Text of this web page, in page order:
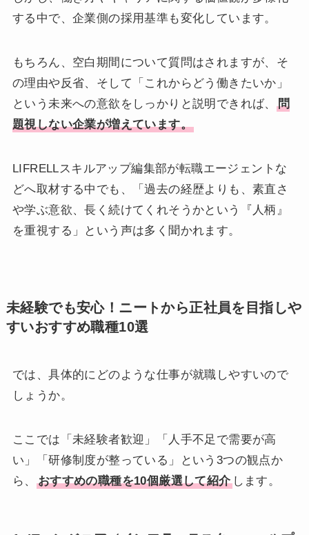
する中で、企業側の採用基準も変化しています。
もちろん、空白期間について質問はされますが、そ
の理由や反省、そして「これからどう働きたいか」
という未来への意欲をしっかりと説明できれば、
問
題視しない企業が増えています。
LIFRELLスキルアップ編集部が転職エージェントな
どへ取材する中でも、「過去の経歴よりも、素直さ
や学ぶ意欲、長く続けてくれそうかという『人柄』
を重視する」という声は多く聞かれます。
未経験でも安心！ニートから正社員を目指しや
すいおすすめ職種10選
では、具体的にどのような仕事が就職しやすいので
しょうか。
ここでは「未経験者歓迎」「人手不足で需要が高
い」「研修制度が整っている」という3つの観点か
ら、
おすすめの職種を10個厳選して紹介します。